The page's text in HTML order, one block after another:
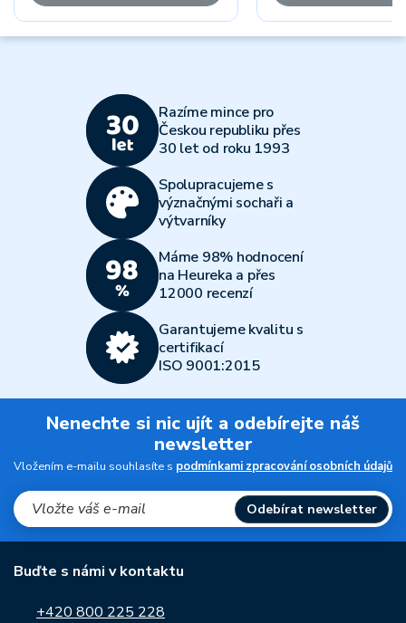
Razíme mince pro
Českou republiku přes
30 let od roku 1993
Spolupracujeme s
význačnými sochaři a
výtvarníky
Máme 98% hodnocení
na Heureka a přes
12000 recenzí
Garantujeme kvalitu s
certifikací
ISO 9001:2015
Nenechte si nic ujít a odebírejte náš
newsletter
Vložením e-mailu souhlasíte s podmínkami zpracování osobních údajů
Odebírat newsletter
Buďte s námi v kontaktu
+420 800 225 228